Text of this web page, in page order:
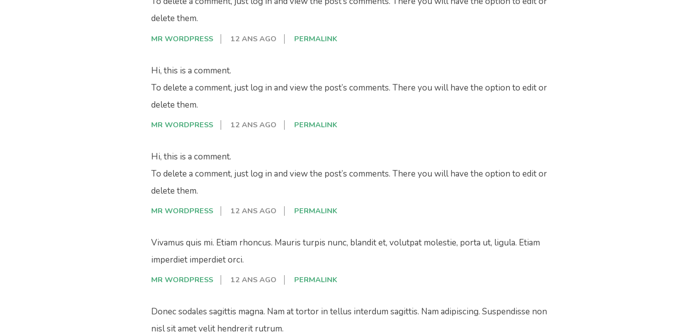
delete them.
MR WORDPRESS 12 ANS AGO PERMALINK
Hi, this is a comment.
To delete a comment, just log in and view the post’s comments. There you will have the option to edit or
delete them.
MR WORDPRESS 12 ANS AGO PERMALINK
Hi, this is a comment.
To delete a comment, just log in and view the post’s comments. There you will have the option to edit or
delete them.
MR WORDPRESS 12 ANS AGO PERMALINK
Vivamus quis mi. Etiam rhoncus. Mauris turpis nunc, blandit et, volutpat molestie, porta ut, ligula. Etiam
imperdiet imperdiet orci.
MR WORDPRESS 12 ANS AGO PERMALINK
Donec sodales sagittis magna. Nam at tortor in tellus interdum sagittis. Nam adipiscing. Suspendisse non
nisl sit amet velit hendrerit rutrum.